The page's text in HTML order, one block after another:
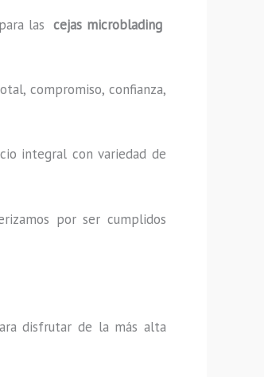
para lascejas microblading
compromiso, confianza,
integral con variedad de
por ser cumplidos
disfrutar de la más alta